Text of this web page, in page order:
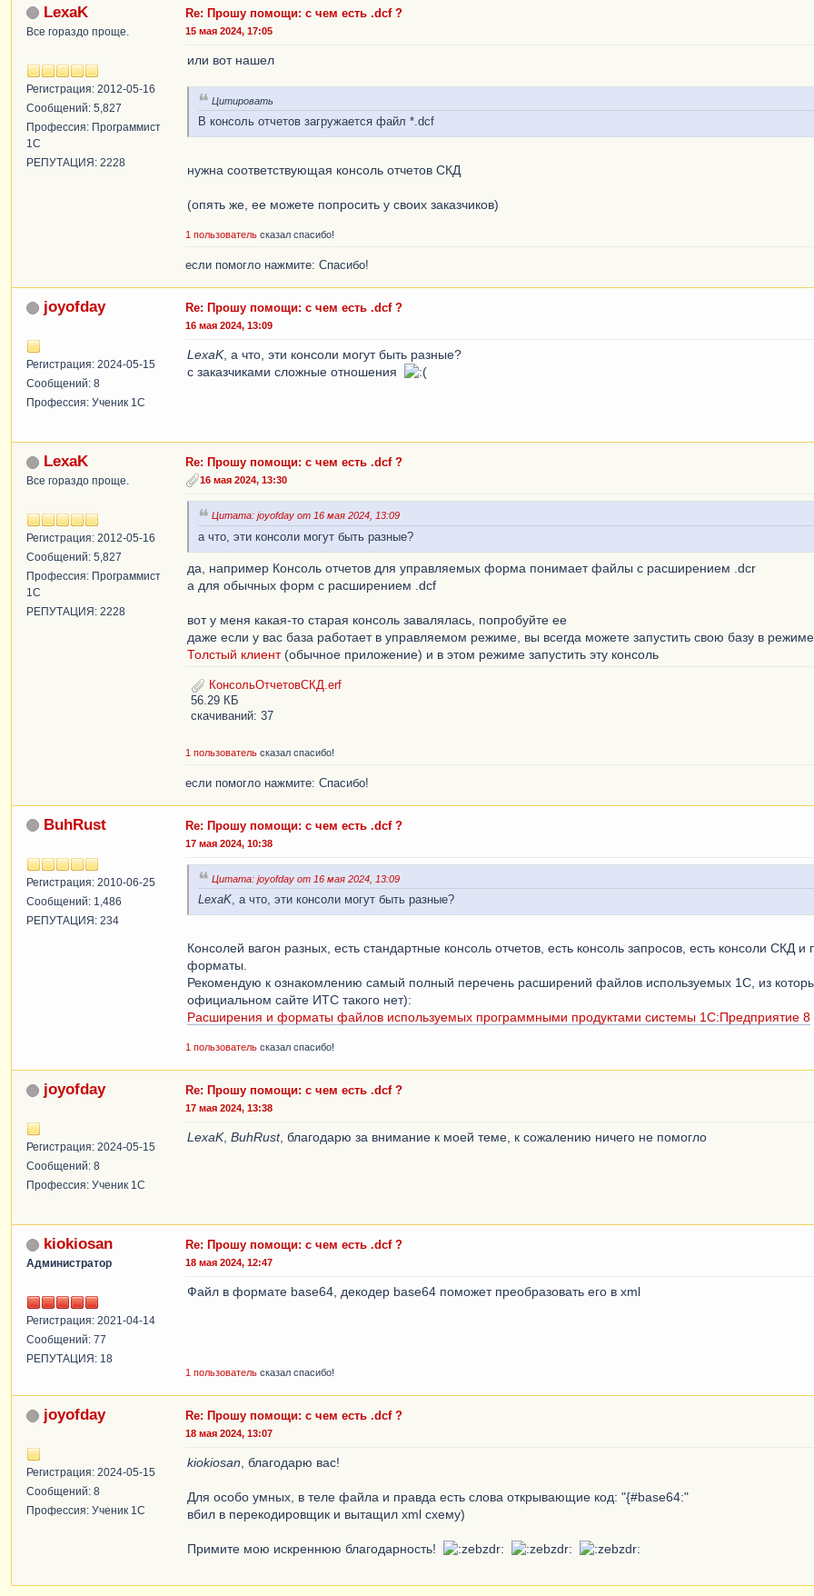
LexaK
Все гораздо проще.
Регистрация: 2012-05-16
Сообщений: 5,827
Профессия: Программист
1С
РЕПУТАЦИЯ: 2228
Re: Прошу помощи: с чем есть .dcf ?
15 мая 2024, 17:05
или вот нашел
Цитировать
В консоль отчетов загружается файл *.dcf
нужна соответствующая консоль отчетов СКД
(опять же, ее можете попросить у своих заказчиков)
1 пользователь сказал спасибо!
если помогло нажмите: Спасибо!
joyofday
Регистрация: 2024-05-15
Сообщений: 8
Профессия: Ученик 1С
Re: Прошу помощи: с чем есть .dcf ?
16 мая 2024, 13:09
LexaK, а что, эти консоли могут быть разные?
с заказчиками сложные отношения
LexaK
Все гораздо проще.
Регистрация: 2012-05-16
Сообщений: 5,827
Профессия: Программист
1С
РЕПУТАЦИЯ: 2228
Re: Прошу помощи: с чем есть .dcf ?
16 мая 2024, 13:30
Цитата: joyofday от 16 мая 2024, 13:09
а что, эти консоли могут быть разные?
да, например Консоль отчетов для управляемых форма понимает файлы с расширением .dcr
а для обычных форм с расширением .dcf
вот у меня какая-то старая консоль завалялась, попробуйте ее
даже если у вас база работает в управляемом режиме, вы всегда можете запустить свою базу в режиме
Толстый клиент(обычное приложение) и в этом режиме запустить эту консоль
КонсольОтчетовСКД.erf
56.29 КБ
скачиваний: 37
1 пользователь сказал спасибо!
если помогло нажмите: Спасибо!
BuhRust
Регистрация: 2010-06-25
Сообщений: 1,486
РЕПУТАЦИЯ: 234
Re: Прошу помощи: с чем есть .dcf ?
17 мая 2024, 10:38
Цитата: joyofday от 16 мая 2024, 13:09
LexaK, а что, эти консоли могут быть разные?
Консолей вагон разных, есть стандартные консоль отчетов, есть консоль запросов, есть консоли СКД
форматы.
Рекомендую к ознакомлению самый полный перечень расширений файлов используемых 1С, из
официальном сайте ИТС такого нет):
Расширения и форматы файлов используемых программными продуктами системы 1С:Предприятие 8
1 пользователь сказал спасибо!
joyofday
Регистрация: 2024-05-15
Сообщений: 8
Профессия: Ученик 1С
Re: Прошу помощи: с чем есть .dcf ?
17 мая 2024, 13:38
LexaK, BuhRust, благодарю за внимание к моей теме, к сожалению ничего не помогло
kiokiosan
Администратор
Регистрация: 2021-04-14
Сообщений: 77
РЕПУТАЦИЯ: 18
Re: Прошу помощи: с чем есть .dcf ?
18 мая 2024, 12:47
Файл в формате base64, декодер base64 поможет преобразовать его в xml
1 пользователь сказал спасибо!
joyofday
Регистрация: 2024-05-15
Сообщений: 8
Профессия: Ученик 1С
Re: Прошу помощи: с чем есть .dcf ?
18 мая 2024, 13:07
kiokiosan, благодарю вас!
Для особо умных, в теле файла и правда есть слова открывающие код: "{#base64:"
вбил в перекодировщик и вытащил xml схему)
Примите мою искреннюю благодарность!